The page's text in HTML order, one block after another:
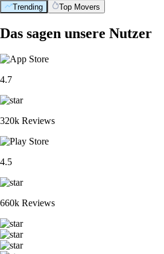
Trending Top Movers
Das sagen unsere Nutzer
4.7
320k Reviews
4.5
660k Reviews